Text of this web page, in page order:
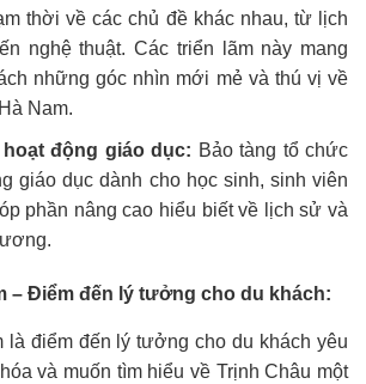
thời về các chủ đề khác nhau, từ lịch
nghệ thuật. Các triển lãm này mang
những góc nhìn mới mẻ và thú vị về
Nam.
động giáo dục: Bảo tàng tổ chức
giáo dục dành cho học sinh, sinh viên
phần nâng cao hiểu biết về lịch sử và
– Điểm đến lý tưởng cho du khách:
là điểm đến lý tưởng cho du khách yêu
và muốn tìm hiểu về Trịnh Châu một